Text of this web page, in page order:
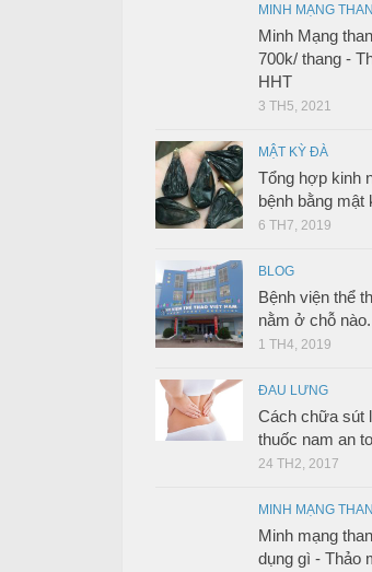
MINH MẠNG
Minh Mạng
700k/ thang -
HHT
3 TH5, 2021
MẬT KỲ ĐÀ
Tổng hợp kinh
bệnh bằng mật
6 TH7, 2019
BLOG
Bệnh viện thể
nằm ở chỗ nào.
1 TH4, 2019
ĐAU LƯNG
Cách chữa sút
thuốc nam an
24 TH2, 2017
MINH MẠNG
Minh mạng
dụng gì - Thảo